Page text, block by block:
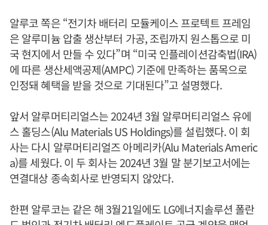
알루코 쪽은 “전기차 배터리 모듈케이스 프로텍트 프레임
은 알루미늄 압출 생산부터 가공, 조립까지 원스톱으로 미
국 현지에서 만들 수 있다”며 “미국 인플레이션감축법(IRA)
에 따른 생산세액공제(AMPC) 기준에 만족하는 품목으로
인정돼 혜택을 받을 것으로 기대된다”고 설명했다.
앞서 알루머티리얼스는 2024년 3월 알루머티리얼스 유에
스 홀딩스(Alu Materials US Holdings)를 설립했다. 이 회
사는 다시 알루머티리얼즈 아메리카(Alu Materials Americ
a)를 세웠다. 이 두 회사는 2024년 3월 말 분기보고서에는
연결대상 종속회사로 반영되지 않았다.
한편 알루코는 같은 해 3월21일에도 LG에너지솔루션 폴란